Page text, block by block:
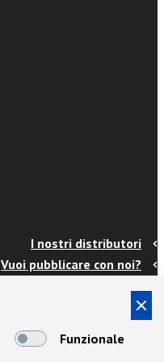
I nostri distributori
Vuoi pubblicare con noi?
Info e spedizioni
Termini e condizioni
Cookies
Funzionale